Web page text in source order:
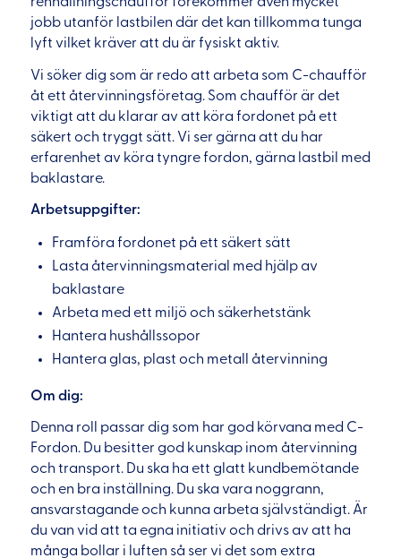
jobb utanför lastbilen där det kan tillkomma tunga
lyft vilket kräver att du är fysiskt aktiv.
Vi söker dig som är redo att arbeta som C-chaufför
åt ett återvinningsföretag. Som chaufför är det
viktigt att du klarar av att köra fordonet på ett
säkert och tryggt sätt. Vi ser gärna att du har
erfarenhet av köra tyngre fordon, gärna lastbil med
baklastare.
Arbetsuppgifter:
Framföra fordonet på ett säkert sätt
Lasta återvinningsmaterial med hjälp av
baklastare
Arbeta med ett miljö och säkerhetstänk
Hantera hushållssopor
Hantera glas, plast och metall återvinning
Om dig:
Denna roll passar dig som har god körvana med C-
Fordon. Du besitter god kunskap inom återvinning
och transport. Du ska ha ett glatt kundbemötande
och en bra inställning. Du ska vara noggrann,
ansvarstagande och kunna arbeta självständigt. Är
du van vid att ta egna initiativ och drivs av att ha
många bollar i luften så ser vi det som extra